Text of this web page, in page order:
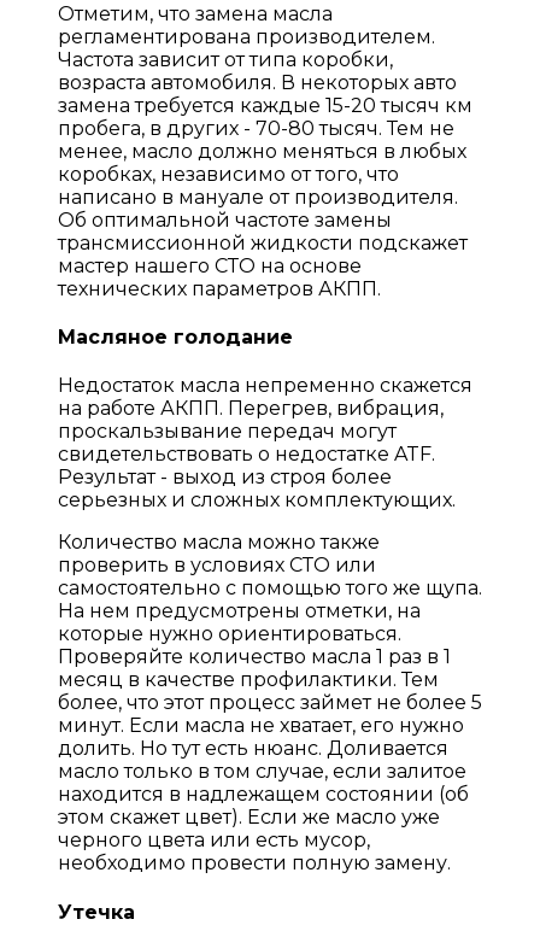
Отметим, что замена масла
регламентирована производителем.
Частота зависит от типа коробки,
возраста автомобиля. В некоторых авто
замена требуется каждые 15-20 тысяч км
пробега, в других - 70-80 тысяч. Тем не
менее, масло должно меняться в любых
коробках, независимо от того, что
написано в мануале от производителя.
Об оптимальной частоте замены
трансмиссионной жидкости подскажет
мастер нашего СТО на основе
технических параметров АКПП.
Масляное голодание
Недостаток масла непременно скажется
на работе АКПП. Перегрев, вибрация,
проскальзывание передач могут
свидетельствовать о недостатке ATF.
Результат - выход из строя более
серьезных и сложных комплектующих.
Количество масла можно также
проверить в условиях СТО или
самостоятельно с помощью того же щупа.
На нем предусмотрены отметки, на
которые нужно ориентироваться.
Проверяйте количество масла 1 раз в 1
месяц в качестве профилактики. Тем
более, что этот процесс займет не более 5
минут. Если масла не хватает, его нужно
долить. Но тут есть нюанс. Доливается
масло только в том случае, если залитое
находится в надлежащем состоянии (об
этом скажет цвет). Если же масло уже
черного цвета или есть мусор,
необходимо провести полную замену.
Утечка